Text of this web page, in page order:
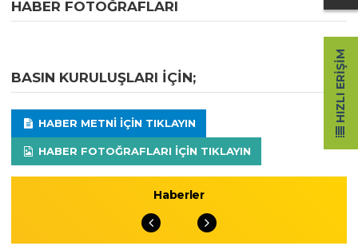
HABER FOTOĞRAFLARI
BASIN KURULUŞLARI IÇIN;
HABER METNI IÇIN TIKLAYIN
HABER FOTOĞRAFLARI IÇIN TIKLAYIN
Haberler
HIZLI ERIŞIM